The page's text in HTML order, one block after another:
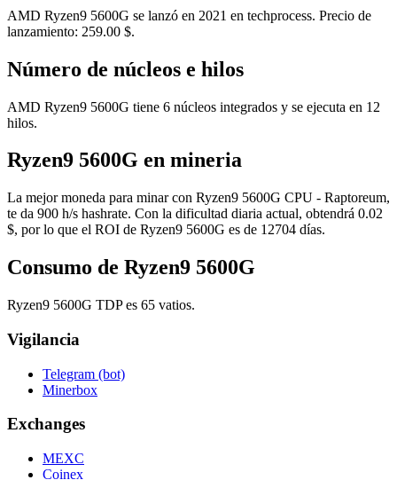
AMD Ryzen9 5600G se lanzó en 2021 en techprocess. Precio de
lanzamiento: 259.00 $.
Número de núcleos e hilos
AMD Ryzen9 5600G tiene 6 núcleos integrados y se ejecuta en 12
hilos.
Ryzen9 5600G en mineria
La mejor moneda para minar con Ryzen9 5600G CPU - Raptoreum,
te da 900 h/s hashrate. Con la dificultad diaria actual, obtendrá 0.02
$, por lo que el ROI de Ryzen9 5600G es de 12704 días.
Consumo de Ryzen9 5600G
Ryzen9 5600G TDP es 65 vatios.
Vigilancia
Telegram (bot)
Minerbox
Exchanges
MEXC
Coinex